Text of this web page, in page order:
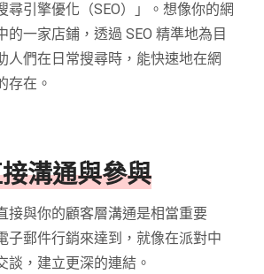
尋引擎優化（SEO）」。想像你的網
的一家店鋪，透過 SEO 精準地為目
人們在日常搜尋時，能快速地在網
存在。
溝通與參與
接與你的顧客層溝通是相當重要
子郵件行銷來達到，就像在派對中
談，建立更深的連結。